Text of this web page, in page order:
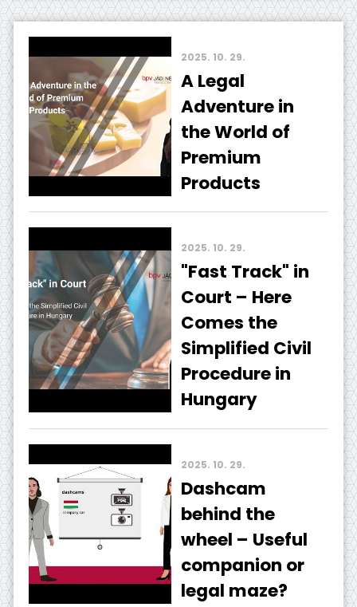
2025. 10. 29.
A Legal
Adventure in
the World of
Premium
Products
2025. 10. 29.
"Fast Track" in
Court – Here
Comes the
Simplified Civil
Procedure in
Hungary
2025. 10. 29.
Dashcam
behind the
wheel – Useful
companion or
legal maze?